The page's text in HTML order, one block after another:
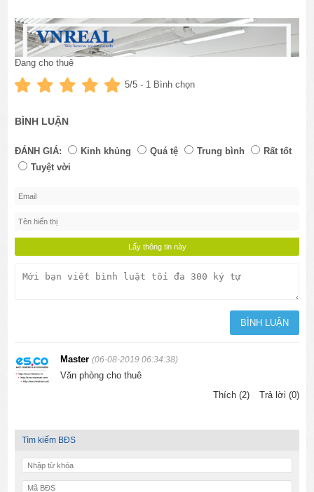
Đang cho thuê
5/5 - 1 Bình chọn
BÌNH LUẬN
ĐÁNH GIÁ: Kinh khủng Quá tệ Trung bình
Rất tốt
Tuyệt vời
Master(06-08-2019 06:34:38)
Văn phòng cho thuê
Thích (2)
Trả lời (0)
Tìm kiếm BĐS